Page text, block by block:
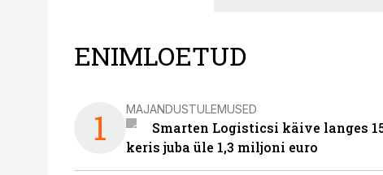
ENIMLOETUD
1 MAJANDUSTULEMUSED
Smarten Logisticsi käive langes
keris juba üle 1,3 miljoni euro